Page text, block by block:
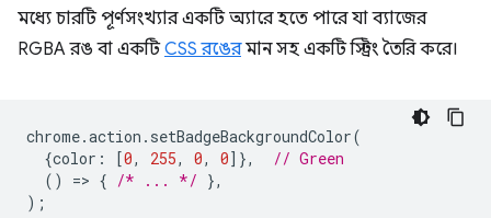
মধ্যে চারটি পূর্ণসংখ্যার একটি অ্যারে হতে পারে যা ব্যাজের
RGBA রঙ বা একটিCSS রঙেরমান সহ একটি স্ট্রিং তৈরি করে।
chrome.action . setBadgeBackgroundColor(
{color : [0, 255, 0, 0]},
// Green
()
=> { /* ... */ },
);